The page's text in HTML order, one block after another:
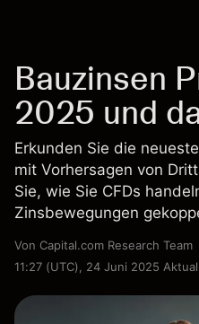
Bauzinsen
2025 und
Erkunden Sie die
mit Vorhersagen von
Sie, wie Sie CFDs
Zinsbewegungen
Von Capital.com Research Team
11:27 (UTC), 24 Juni 2025